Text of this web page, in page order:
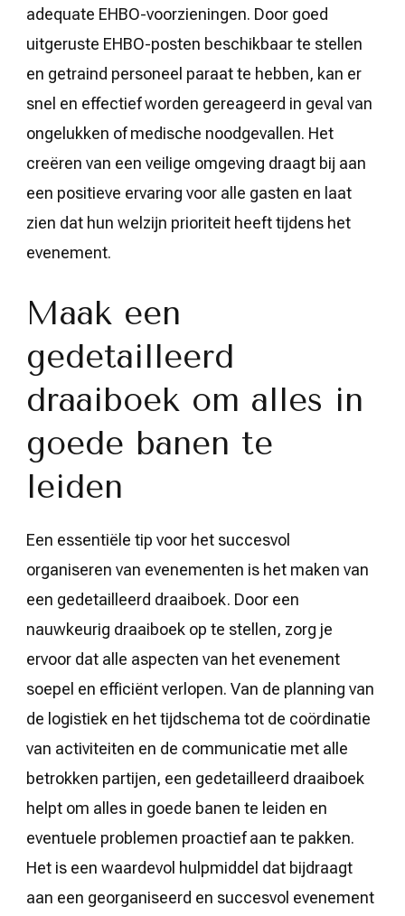
adequate EHBO-voorzieningen. Door goed
uitgeruste EHBO-posten beschikbaar te stellen
en getraind personeel paraat te hebben, kan er
snel en effectief worden gereageerd in geval van
ongelukken of medische noodgevallen. Het
creëren van een veilige omgeving draagt bij aan
een positieve ervaring voor alle gasten en laat
zien dat hun welzijn prioriteit heeft tijdens het
evenement.
Maak een
gedetailleerd
draaiboek om alles in
goede banen te
leiden
Een essentiële tip voor het succesvol
organiseren van evenementen is het maken van
een gedetailleerd draaiboek. Door een
nauwkeurig draaiboek op te stellen, zorg je
ervoor dat alle aspecten van het evenement
soepel en efficiënt verlopen. Van de planning van
de logistiek en het tijdschema tot de coördinatie
van activiteiten en de communicatie met alle
betrokken partijen, een gedetailleerd draaiboek
helpt om alles in goede banen te leiden en
eventuele problemen proactief aan te pakken.
Het is een waardevol hulpmiddel dat bijdraagt
aan een georganiseerd en succesvol evenement